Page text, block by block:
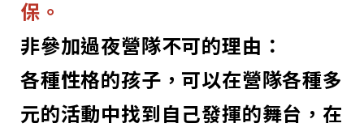
保。
非參加過夜營隊不可的理由：
各種性格的孩子，可以在營隊各種多
元的活動中找到自己發揮的舞台，在